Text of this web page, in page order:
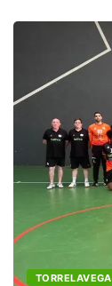
TORRELAVEGA